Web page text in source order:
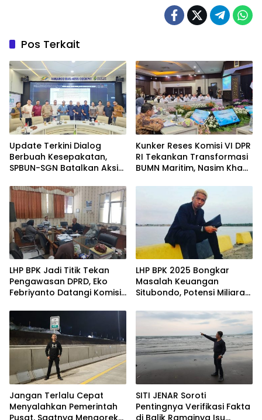
Pos Terkait
Update Terkini Dialog
Berbuah Kesepakatan,
SPBUN-SGN Batalkan Aksi
Penuhi Sejumlah Aspirasi
Kunker Reses Komisi VI DPR
RI Tekankan Transformasi
BUMN Maritim, Nasim Khan
Laut
LHP BPK Jadi Titik Tekan
Pengawasan DPRD, Eko
Febriyanto Datangi Komisi
Berpijak pada Dokumen
Resmi Negara
LHP BPK 2025 Bongkar
Masalah Keuangan
Situbondo, Potensi Miliaran
Terkelola
Jangan Terlalu Cepat
Menyalahkan Pemerintah
Pusat, Saatnya Mengoreksi
SITI JENAR Soroti
Pentingnya Verifikasi Fakta
di Balik Ramainya Isu